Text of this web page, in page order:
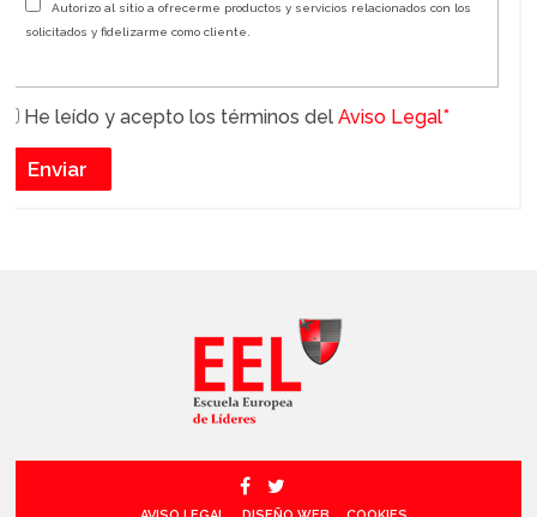
Autorizo al sitio a ofrecerme productos y servicios relacionados con los
solicitados y fidelizarme como cliente.
He leído y acepto los términos del Aviso Legal*